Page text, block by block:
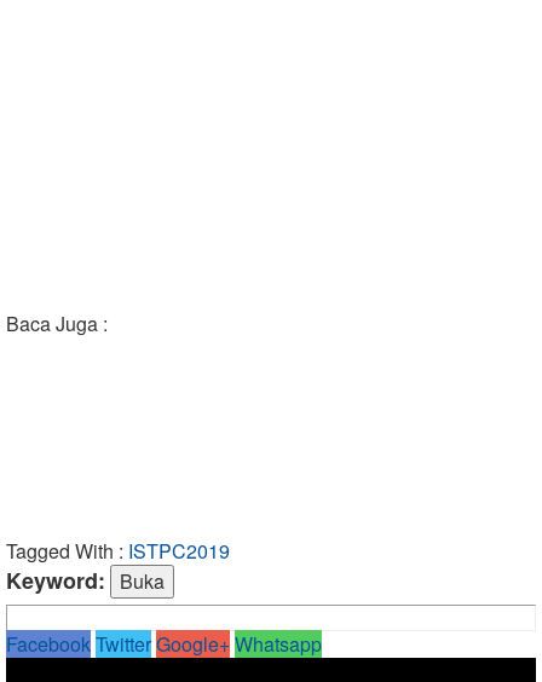
Baca Juga :
Tagged With : ISTPC2019
Keyword:
FacebookTwitterGoogle+Whatsapp